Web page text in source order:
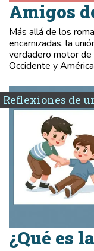
Amigos
Más allá de los
encarnizadas, la
verdadero motor de
Occidente y
Reflexiones de
¿Qué es